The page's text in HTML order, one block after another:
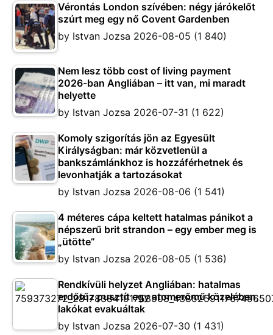
Vérontás London szívében: négy járókelőt
szúrt meg egy nő Covent Gardenben
by Istvan Jozsa 2026-08-05 (1 840)
Nem lesz több cost of living payment
2026-ban Angliában – itt van, mi maradt
helyette
by Istvan Jozsa 2026-07-31 (1 622)
Komoly szigorítás jön az Egyesült
Királyságban: már közvetlenül a
bankszámlánkhoz is hozzáférhetnek és
levonhatják a tartozásokat
by Istvan Jozsa 2026-08-06 (1 541)
4 méteres cápa keltett hatalmas pánikot a
népszerű brit strandon – egy ember meg is
„ütötte”
by Istvan Jozsa 2026-08-05 (1 536)
Rendkívüli helyzet Angliában: hatalmas
erdőtűz pusztít egy atomerőmű közelében,
lakókat evakuáltak
by Istvan Jozsa 2026-07-30 (1 431)